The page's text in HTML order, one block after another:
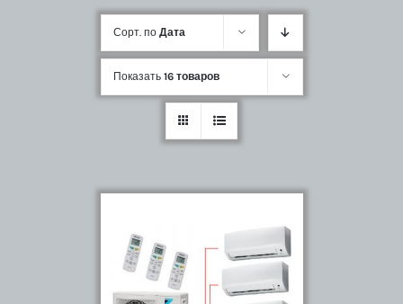
Сорт. по Дата
Показать 16 товаров